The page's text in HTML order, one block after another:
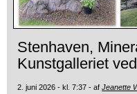
Stenhaven,
Kunstgalleriet
2. juni 2026 - kl. 7:37 - af Jeanette